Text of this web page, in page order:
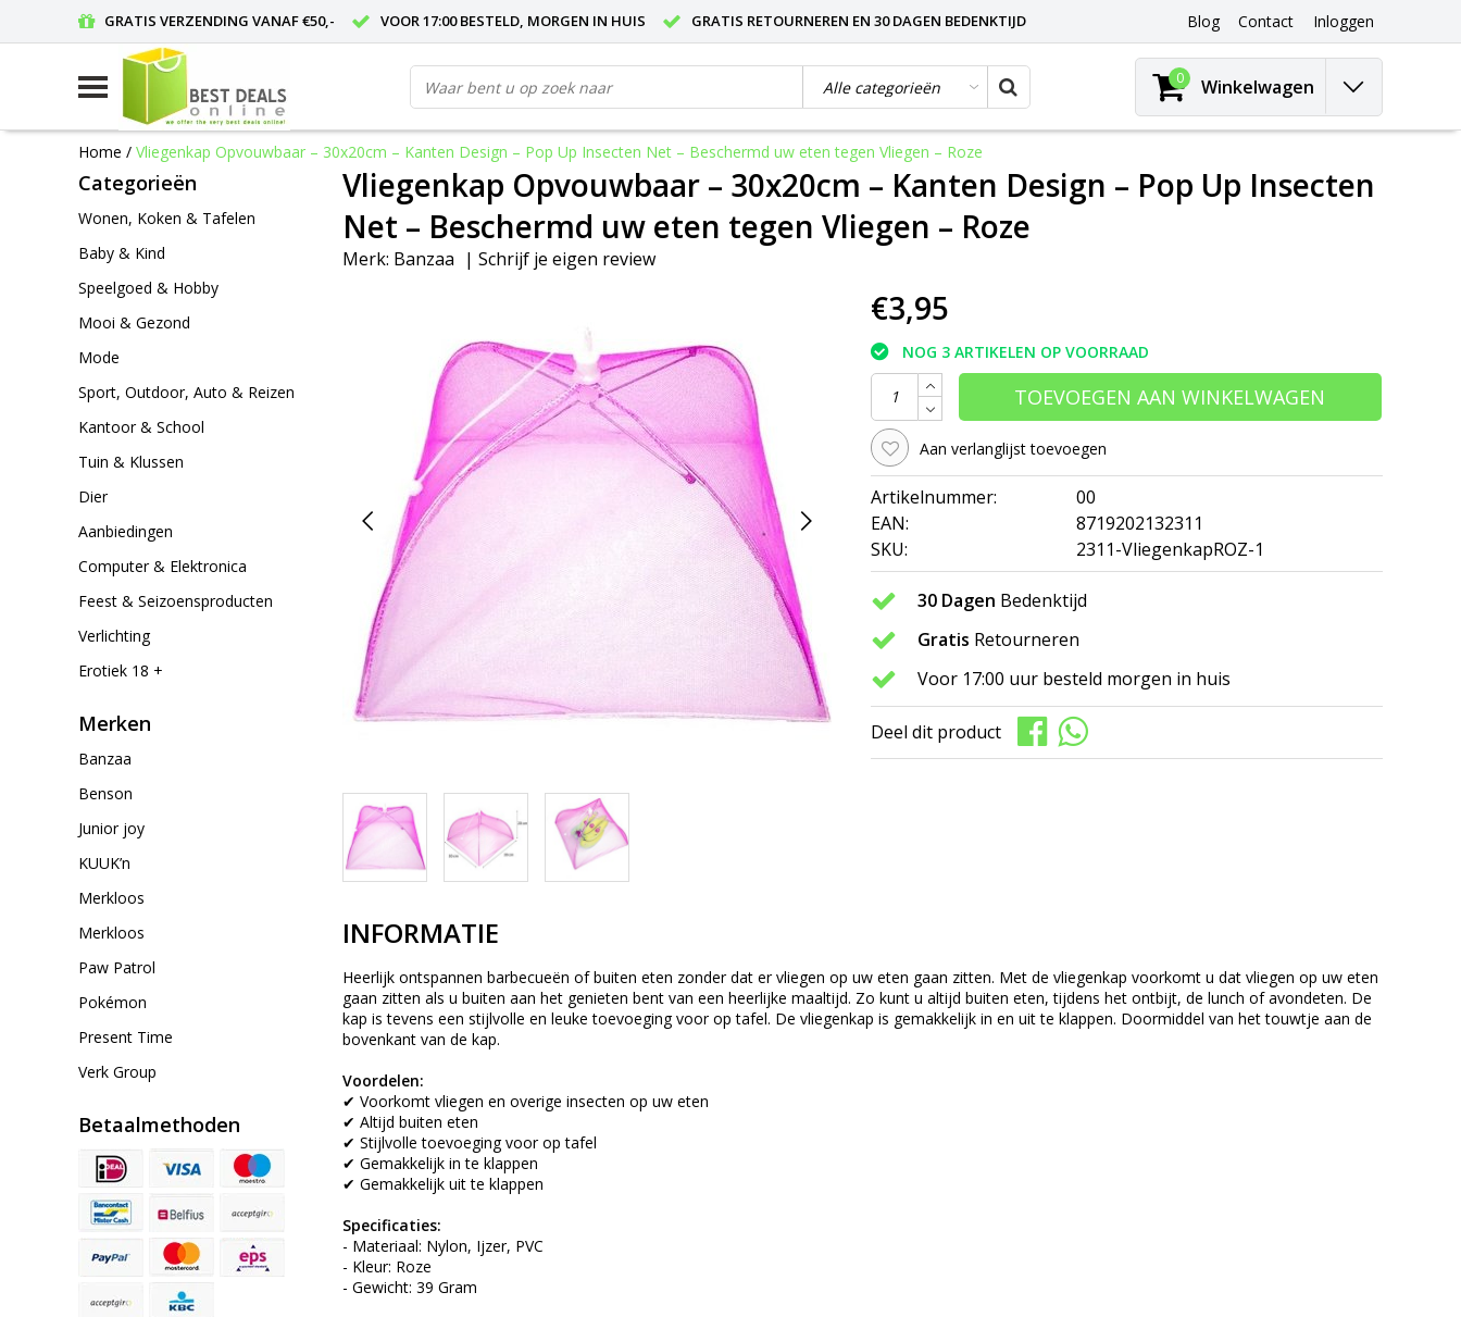
GRATIS VERZENDING VANAF €50,- VOOR 17:00 BESTELD, MORGEN IN HUIS GRATIS RETOURNEREN EN 30 DAGEN BEDENKTIJD Blog Contact Inloggen
0 Winkelwagen
Home / Vliegenkap Opvouwbaar – 30x20cm – Kanten Design – Pop Up Insecten Net – Beschermd uw eten tegen Vliegen – Roze
Categorieën
Wonen, Koken & Tafelen
Baby & Kind
Speelgoed & Hobby
Mooi & Gezond
Mode
Sport, Outdoor, Auto & Reizen
Kantoor & School
Tuin & Klussen
Dier
Aanbiedingen
Computer & Elektronica
Feest & Seizoensproducten
Verlichting
Erotiek 18 +
Merken
Banzaa
Benson
Junior joy
KUUK’n
Merkloos
Merkloos
Paw Patrol
Pokémon
Present Time
Verk Group
Betaalmethoden
Vliegenkap Opvouwbaar – 30x20cm – Kanten Design – Pop Up Insecten
Net – Beschermd uw eten tegen Vliegen – Roze
Merk: Banzaa | Schrijf je eigen review
€3,95
NOG 3 ARTIKELEN OP VOORRAAD
TOEVOEGEN AAN WINKELWAGEN
Aan verlanglijst toevoegen
Artikelnummer:
00
EAN:
8719202132311
SKU:
2311-VliegenkapROZ-1
30 Dagen Bedenktijd
Gratis Retourneren
Voor 17:00 uur besteld morgen in huis
Deel dit product
INFORMATIE
Heerlijk ontspannen barbecueën of buiten eten zonder dat er vliegen op uw eten gaan zitten. Met de vliegenkap voorkomt u dat vliegen op uw eten
gaan zitten als u buiten aan het genieten bent van een heerlijke maaltijd. Zo kunt u altijd buiten eten, tijdens het ontbijt, de lunch of avondeten. De
kap is tevens een stijlvolle en leuke toevoeging voor op tafel. De vliegenkap is gemakkelijk in en uit te klappen. Doormiddel van het touwtje aan de
bovenkant van de kap.
Voordelen:
✔ Voorkomt vliegen en overige insecten op uw eten
✔ Altijd buiten eten
✔ Stijlvolle toevoeging voor op tafel
✔ Gemakkelijk in te klappen
✔ Gemakkelijk uit te klappen
Specificaties:
- Materiaal: Nylon, Ijzer, PVC
- Kleur: Roze
- Gewicht: 39 Gram